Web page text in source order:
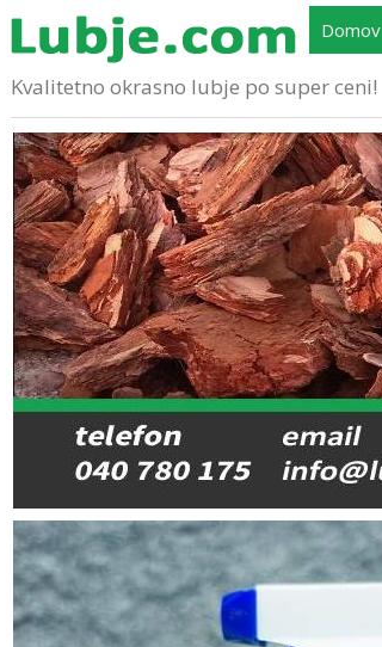
Kvalitetno okrasno lubje po super ceni!
Domov
Conex impregnacija